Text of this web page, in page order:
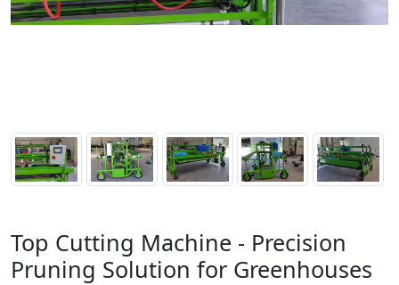
Top Cutting Machine - Precision
Pruning Solution for Greenhouses